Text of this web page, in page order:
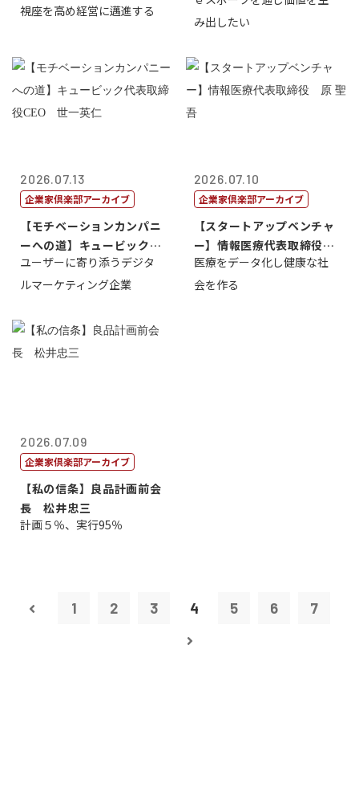
視座を高め経営に邁進する
み出したい
2026.07.13
企業家倶楽部アーカイブ
【モチベーションカンパニ
ーへの道】キュービック代
表取締役CE...
ユーザーに寄り添うデジタ
ルマーケティング企業
2026.07.10
企業家倶楽部アーカイブ
【スタートアップベンチャ
ー】情報医療代表取締役
原 聖吾
医療をデータ化し健康な社
会を作る
2026.07.09
企業家倶楽部アーカイブ
【私の信条】良品計画前会
長 松井忠三
計画５％、実行95％
1 2 3 4 5 6 7